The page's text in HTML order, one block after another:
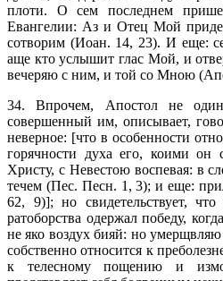
плоти. О сем последнем
Евангелии: Аз и Отец Мой
сотворим (Иоан. 14, 23). И еще:
аще кто услышит глас Мой, и
вечеряю с ним, и той со Мною
34. Впрочем, Апостол не один
совершенный им, описывает,
неверное: [что в особенности
горячности духа его, коими он
Христу, с Невестою воспевая: в
течем (Пес. Песн. 1, 3); и еще:
62, 9)]; но свидетельствует,
ратоборства одержал победу,
не яко воздух бияй: но
собственно относится к
к телесному пощению и